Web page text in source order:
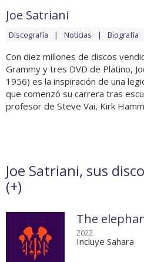
Joe Satriani
Discografía Noticias Biografía
Con diez millones de discos
Grammy y tres DVD de Platino,
1956) es la inspiración de una
que comenzó su carrera tras
profesor de Steve Vai, Kirk
Joe Satriani, sus
(+)
The
2022
Incluye Sahara